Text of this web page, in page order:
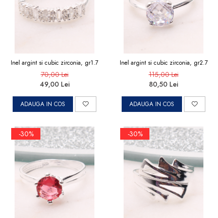
Inel argint si cubic zirconia, gr1.7
70,00 Lei
49,00 Lei
ADAUGA IN COS
Inel argint si cubic zirconia, gr2.7
115,00 Lei
80,50 Lei
ADAUGA IN COS
-30% -30%